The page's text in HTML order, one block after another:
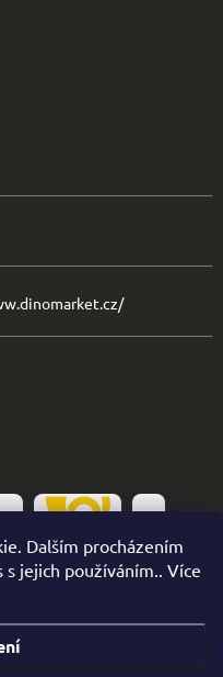
Dalším procházením
jejich používáním.. Více